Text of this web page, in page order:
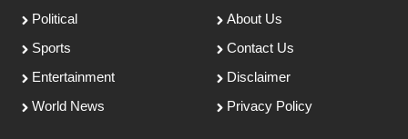
Political
Sports
Entertainment
World News
About Us
Contact Us
Disclaimer
Privacy Policy